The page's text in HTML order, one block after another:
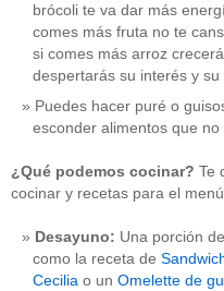
brócoli te va dar más
comes más fruta no te
si comes más arroz
despertarás su interés y
Puedes hacer puré o
esconder alimentos que no
¿Qué podemos cocinar? Te
cocinar y recetas para el
Desayuno: Una porción
como la receta de
Cecilia o un Omelette de